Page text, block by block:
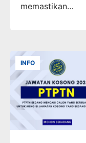
memastikan…
INFO